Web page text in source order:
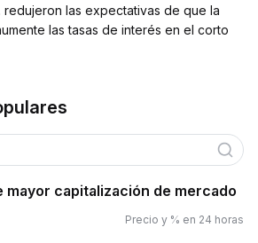
redujeron las expectativas de que la
las tasas de interés en el corto
mayor capitalización de mercado
Precio y % en 24 horas